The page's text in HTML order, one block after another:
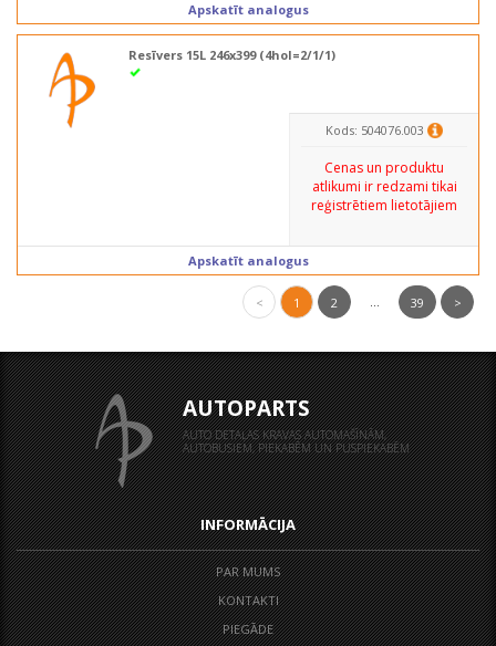
Apskatīt analogus
Resīvers 15L 246x399 (4hol=2/1/1)
Kods: 504076.003
Cenas un produktu
atlikumi ir redzami tikai
reģistrētiem lietotājiem
Apskatīt analogus
< 1 2 ... 39 >
AUTOPARTS
AUTO DETAĻAS KRAVAS AUTOMAŠĪNĀM,
AUTOBUSIEM, PIEKABĒM UN PUSPIEKABĒM
INFORMĀCIJA
PAR MUMS
KONTAKTI
PIEGĀDE